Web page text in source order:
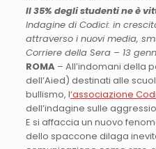
Il 35% degli studenti ne è
Indagine di Codici: in
attraverso i nuovi media,
Corriere della Sera – 13
ROMA– All’indomani della
dell’Aied) destinati alle
bullismo, l‘associazione
dell’indagine sulle
E si affaccia un nuovo
dello spaccone dilaga